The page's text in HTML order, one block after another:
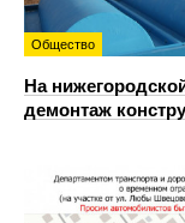
Общество
На
демонтаж